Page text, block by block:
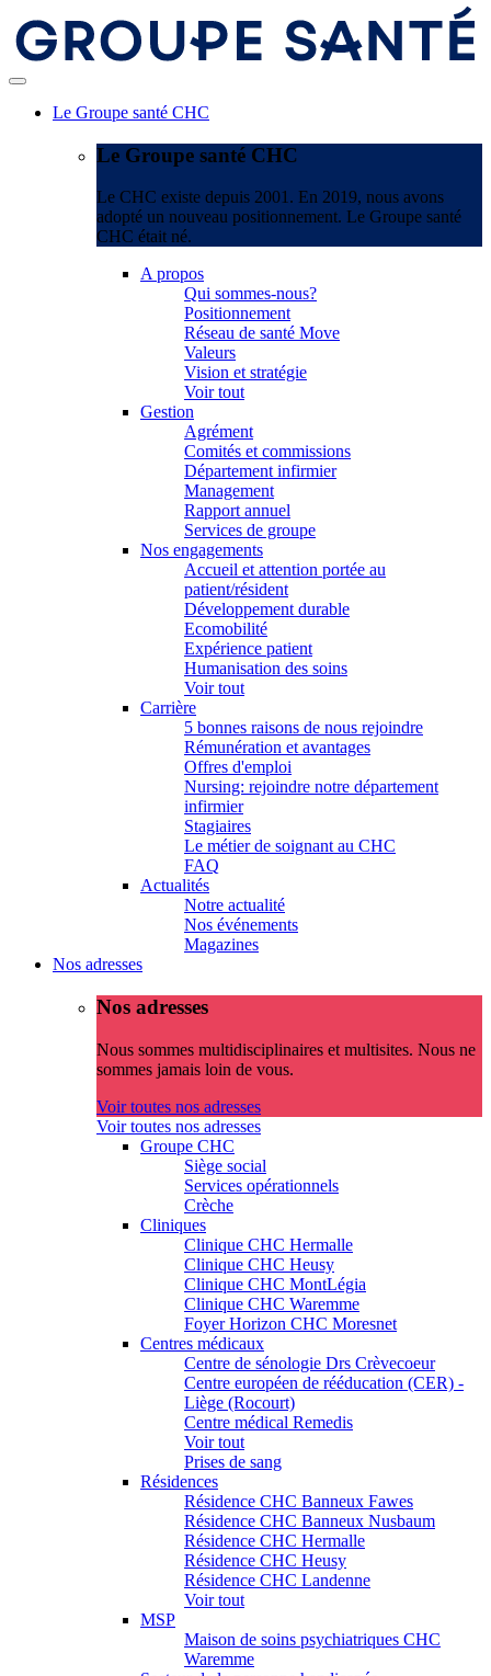
Le Groupe santé CHC
Le Groupe santé CHC
Le CHC existe depuis 2001. En 2019, nous avons
adopté un nouveau positionnement. Le Groupe santé
CHC était né.
A propos
Qui sommes-nous?
Positionnement
Réseau de santé Move
Valeurs
Vision et stratégie
Voir tout
Gestion
Agrément
Comités et commissions
Département infirmier
Management
Rapport annuel
Services de groupe
Nos engagements
Accueil et attention portée au
patient/résident
Développement durable
Ecomobilité
Expérience patient
Humanisation des soins
Voir tout
Carrière
5 bonnes raisons de nous rejoindre
Rémunération et avantages
Offres d'emploi
Nursing: rejoindre notre département
infirmier
Stagiaires
Le métier de soignant au CHC
FAQ
Actualités
Notre actualité
Nos événements
Magazines
Nos adresses
Nos adresses
Nous sommes multidisciplinaires et multisites. Nous ne
sommes jamais loin de vous.
Voir toutes nos adresses
Voir toutes nos adresses
Groupe CHC
Siège social
Services opérationnels
Crèche
Cliniques
Clinique CHC Hermalle
Clinique CHC Heusy
Clinique CHC MontLégia
Clinique CHC Waremme
Foyer Horizon CHC Moresnet
Centres médicaux
Centre de sénologie Drs Crèvecoeur
Centre européen de rééducation (CER) -
Liège (Rocourt)
Centre médical Remedis
Voir tout
Prises de sang
Résidences
Résidence CHC Banneux Fawes
Résidence CHC Banneux Nusbaum
Résidence CHC Hermalle
Résidence CHC Heusy
Résidence CHC Landenne
Voir tout
MSP
Maison de soins psychiatriques CHC
Waremme